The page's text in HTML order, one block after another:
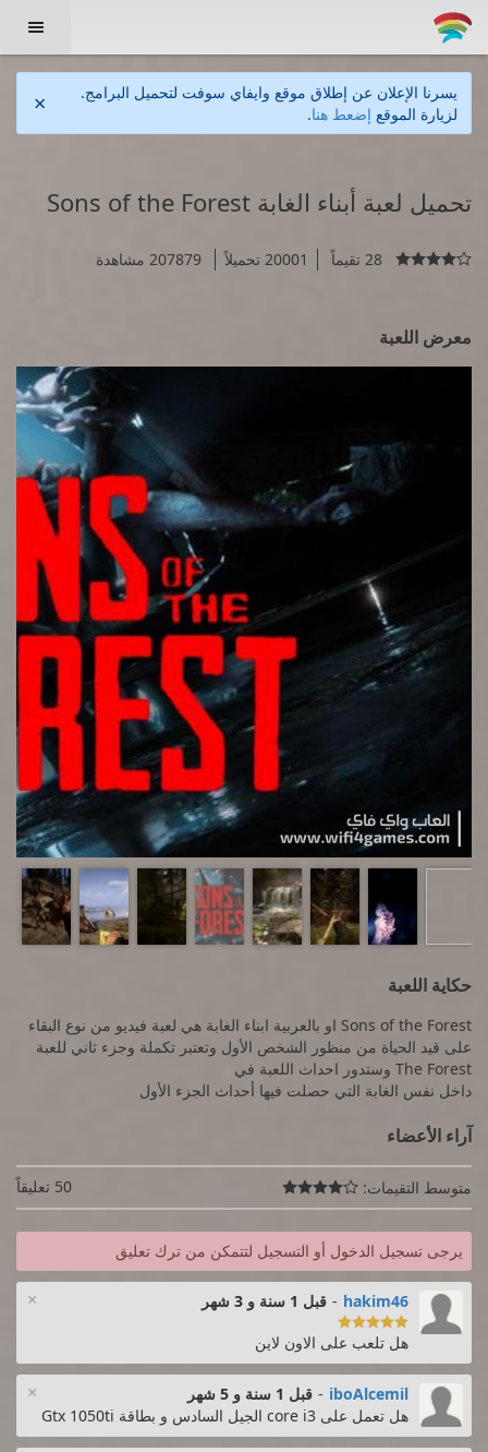

يسرنا الإعلان عن إطلاق موقع وايفاي سوفت لتحميل البرامج.
لزيارة الموقع إضعط هنا.
×
تحميل لعبة أبناء الغابة Sons of the Forest
 28 تقيماً 20001 تحميلاً 207879 مشاهدة
معرض اللعبة
حكاية اللعبة
Sons of the Forest او بالعربية ابناء الغابة هي لعبة فيديو من نوع البقاء
على قيد الحياة من منظور الشخص الأول وتعتبر تكملة وجزء ثاني للعبة
The Forest وستدور احداث اللعبة في
داخل نفس الغابة التي حصلت فيها أحداث الجزء الأول
آراء الأعضاء
متوسط التقيمات:  50 تعليقاً
يرجى تسجيل الدخول أو التسجيل لتتمكن من ترك تعليق
× hakim46
- قبل 1 سنة و 3 شهر

هل تلعب على الاون لاين
× iboAlcemil
- قبل 1 سنة و 5 شهر
هل تعمل على core i3 الجيل السادس و بطاقة Gtx 1050ti